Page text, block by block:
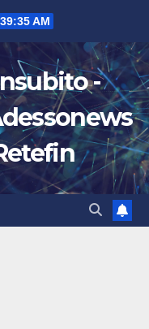
AM
-